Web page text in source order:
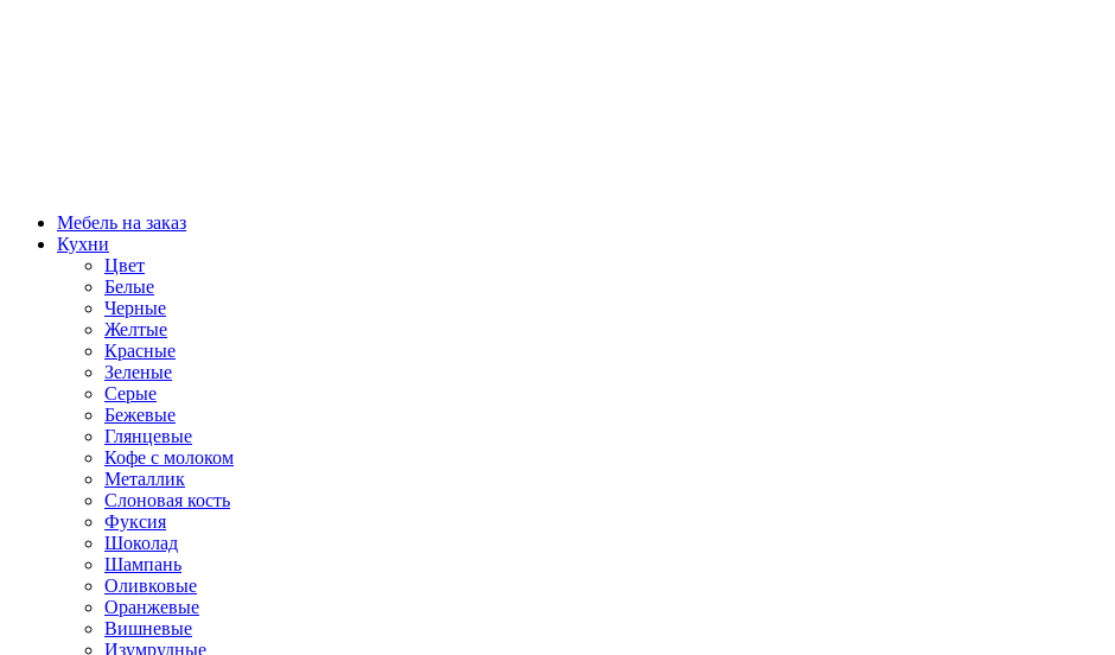
Мебель на заказ
Кухни
Цвет
Белые
Черные
Желтые
Красные
Зеленые
Серые
Бежевые
Глянцевые
Кофе с молоком
Металлик
Слоновая кость
Фуксия
Шоколад
Шампань
Оливковые
Оранжевые
Вишневые
Изумрудные